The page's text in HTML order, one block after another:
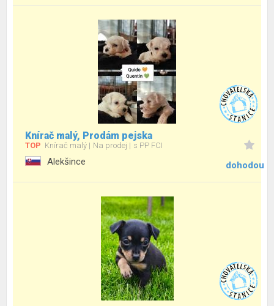
Knírač malý, Prodám pejska
TOP Knírač malý Na prodej s PP FCI
Alekšince dohodou